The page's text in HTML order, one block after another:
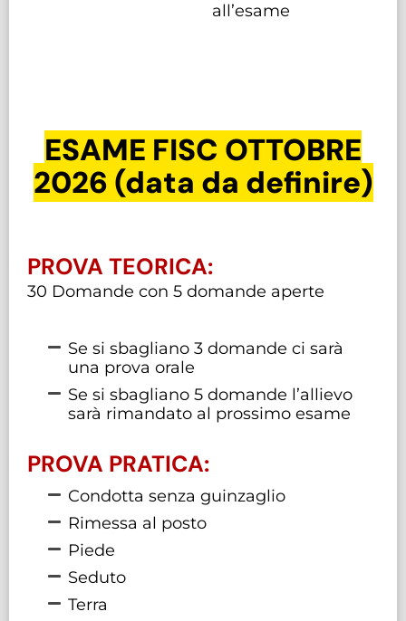
all’esame
ESAME FISC OTTOBRE
2026 (data da definire)
PROVA TEORICA:
30 Domande con 5 domande aperte
Se si sbagliano 3 domande ci sarà
una prova orale
Se si sbagliano 5 domande l’allievo
sarà rimandato al prossimo esame
PROVA PRATICA:
Condotta senza guinzaglio
Rimessa al posto
Piede
Seduto
Terra